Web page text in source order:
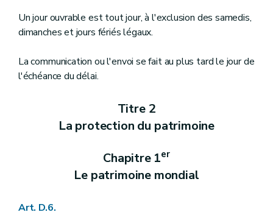
Un jour ouvrable est tout jour, à l'exclusion des samedis,
dimanches et jours fériés légaux.
La communication ou l'envoi se fait au plus tard le jour de
l'échéance du délai.
Titre 2
La protection du patrimoine
Chapitre 1er
Le patrimoine mondial
Art. D.6.